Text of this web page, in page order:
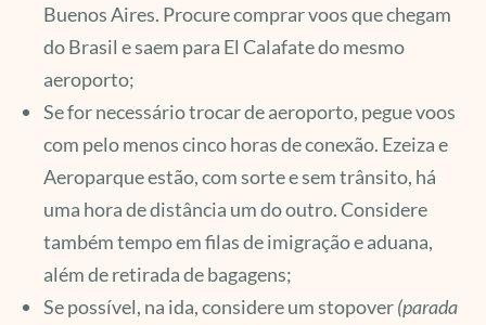
Buenos Aires. Procure comprar voos que chegam
do Brasil e saem para El Calafate do mesmo
aeroporto;
Se for necessário trocar de aeroporto, pegue voos
com pelo menos cinco horas de conexão. Ezeiza e
Aeroparque estão, com sorte e sem trânsito, há
uma hora de distância um do outro. Considere
também tempo em filas de imigração e aduana,
além de retirada de bagagens;
Se possível, na ida, considere um stopover(parada